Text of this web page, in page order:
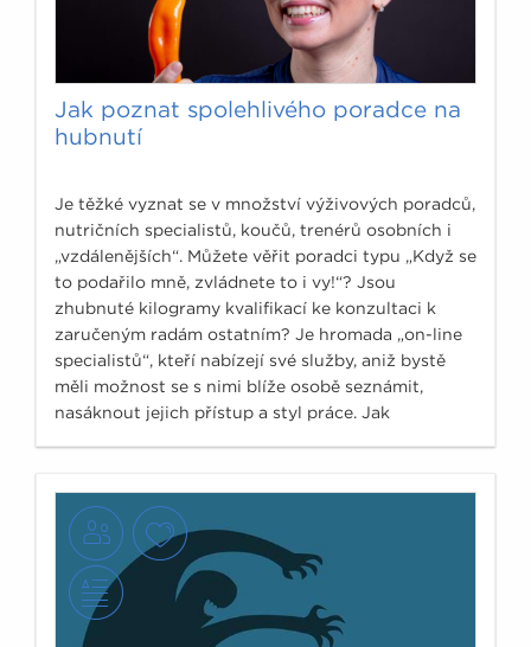
Jak poznat spolehlivého poradce na
hubnutí
Je těžké vyznat se v množství výživových poradců,
nutričních specialistů, koučů, trenérů osobních i
„vzdálenějších“. Můžete věřit poradci typu „Když se
to podařilo mně, zvládnete to i vy!“? Jsou
zhubnuté kilogramy kvalifikací ke konzultaci k
zaručeným radám ostatním? Je hromada „on-line
specialistů“, kteří nabízejí své služby, aniž bystě
měli možnost se s nimi blíže osobě seznámit,
nasáknout jejich přístup a styl práce. Jak